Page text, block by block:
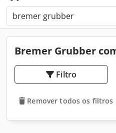
Bremer Grubber
Filtro
Remover todos os filtros